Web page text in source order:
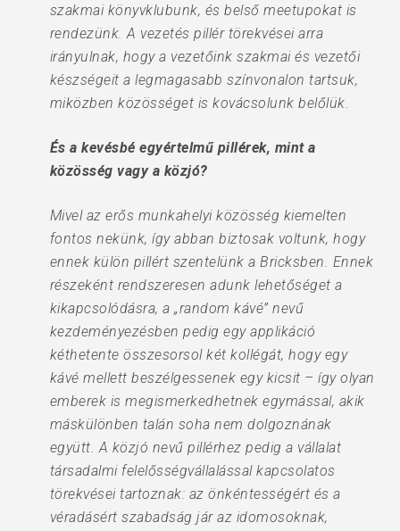
szakmai könyvklubunk, és belső meetupokat is
rendezünk. A vezetés pillér törekvései arra
irányulnak, hogy a vezetőink szakmai és vezetői
készségeit a legmagasabb színvonalon tartsuk,
miközben közösséget is kovácsolunk belőlük.
És a kevésbé egyértelmű pillérek, mint a
közösség vagy a közjó?
Mivel az erős munkahelyi közösség kiemelten
fontos nekünk, így abban biztosak voltunk, hogy
ennek külön pillért szentelünk a Bricksben. Ennek
részeként rendszeresen adunk lehetőséget a
kikapcsolódásra, a „random kávé” nevű
kezdeményezésben pedig egy applikáció
kéthetente összesorsol két kollégát, hogy egy
kávé mellett beszélgessenek egy kicsit – így olyan
emberek is megismerkedhetnek egymással, akik
máskülönben talán soha nem dolgoznának
együtt. A közjó nevű pillérhez pedig a vállalat
társadalmi felelősségvállalással kapcsolatos
törekvései tartoznak: az önkéntességért és a
véradásért szabadság jár az idomosoknak,